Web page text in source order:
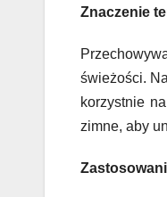
Znaczenie
świeżości.
korzystnie
zimne, aby